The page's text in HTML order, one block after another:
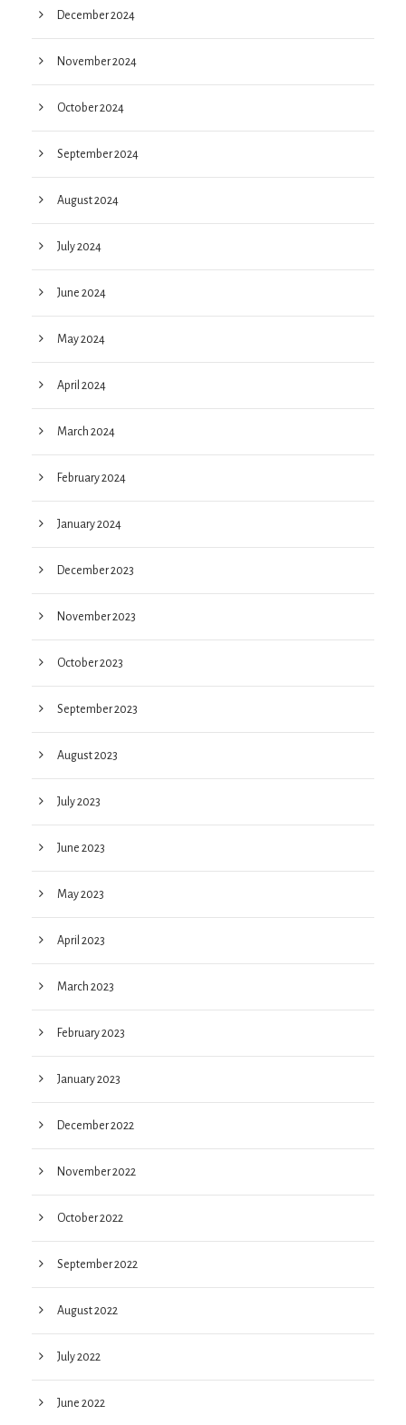
December 2024
November 2024
October 2024
September 2024
August 2024
July 2024
June 2024
May 2024
April 2024
March 2024
February 2024
January 2024
December 2023
November 2023
October 2023
September 2023
August 2023
July 2023
June 2023
May 2023
April 2023
March 2023
February 2023
January 2023
December 2022
November 2022
October 2022
September 2022
August 2022
July 2022
June 2022